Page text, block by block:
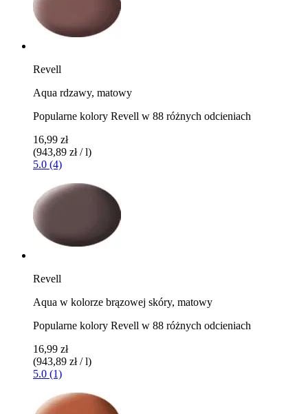
Revell
Aqua rdzawy, matowy
Popularne kolory Revell w 88 różnych odcieniach
16,99 zł
(943,89 zł / l)
5.0 (4)
Revell
Aqua w kolorze brązowej skóry, matowy
Popularne kolory Revell w 88 różnych odcieniach
16,99 zł
(943,89 zł / l)
5.0 (1)